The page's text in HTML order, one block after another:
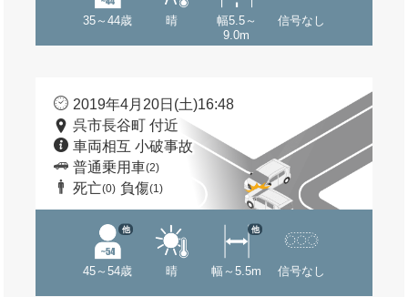
35～44歳 晴
幅5.5～
9.0m
信号なし
2019年4月20日(土)16:48
呉市長谷町 付近
車両相互 小破事故
普通乗用車(2)
死亡(0) 負傷(1)
45～54歳
他
晴 幅～5.5m
他
信号なし